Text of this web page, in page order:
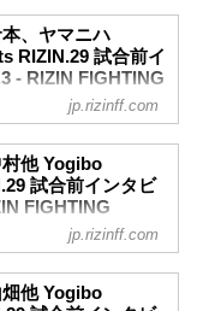
に行きますよ」
皇治 試合前イ
かがですか？
はどうですか？
ですか？今更ないで
ですよ。後はやるだ
presents RIZIN.29
ンタビューの内容を
る所はない」
金太郎 試合前
かがですか？
合やな、というい気持
はどうですか？
、ヤマニハ
RIZIN.29 試合前イ
- RIZIN FIGHTING
フィシャルサイト
presents RIZIN.29
ンタビューの内容を
ずに勝つか、何もさ
jp.rizinff.com
他 Yogibo
試合前インタビ
FIGHTING
フィシャルサイト
presents RIZIN.29
ンタビューの内容を
jp.rizinff.com
他 Yogibo